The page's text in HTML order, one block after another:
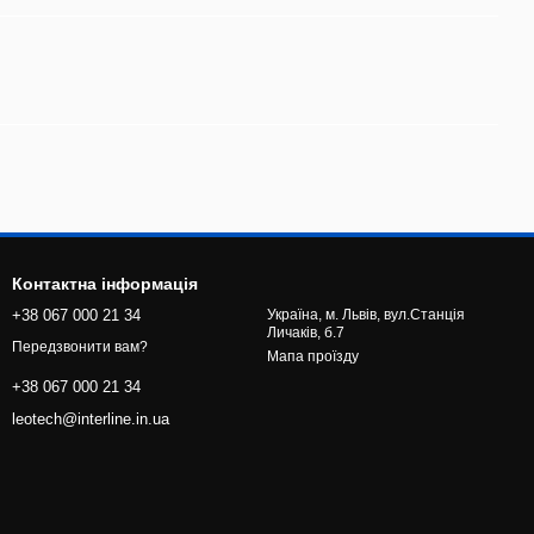
Контактна інформація
+38 067 000 21 34
Передзвонити вам?
+38 067 000 21 34
leotech@interline.in.ua
Україна, м. Львів, вул.Станція
Личаків, б.7
Мапа проїзду